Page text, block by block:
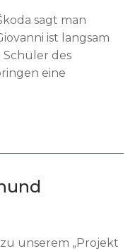
sagt man
ist langsam
des
eine
unserem „Projekt